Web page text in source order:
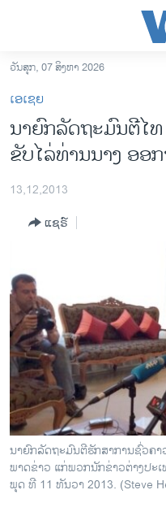
ເຂົ້າ
ຫາ
ຂ້າມ
ຂ້າມ
ຫາ
ອາເມຣິກາ
ຂ່າວ​ຈີນ
ໂລກ
ອິດສະຫຼະພາບດ້ານການຂ່າວ
ຊີວິດຊາວລາວ
ຊຸມຊົນຊາວລາວ
ວິທະຍາສາດ-ເທັກໂນໂລຈີ
ທຸລະກິດ
ພາສາອັງກິດ
ວີດີໂອ
ສຽງ
ວັນສຸກ, 07 ສິງຫາ 2026
ເອເຊຍ
ນາຍົກລັດຖະມົນຕີໄ
ຂັບໄລ່ທ່ານນາງ ອອ
13,12,2013
ແຊຣ໌
ນາຍົກລັດຖະມົນຕີຮັກສາການຊົ່ວຄ
ພາດຂ່າວ ແກ່ພວກນັກຂ່າວຕ່າງປະ
ພຸດ ທີ 11 ທັນວາ 2013. (Steve